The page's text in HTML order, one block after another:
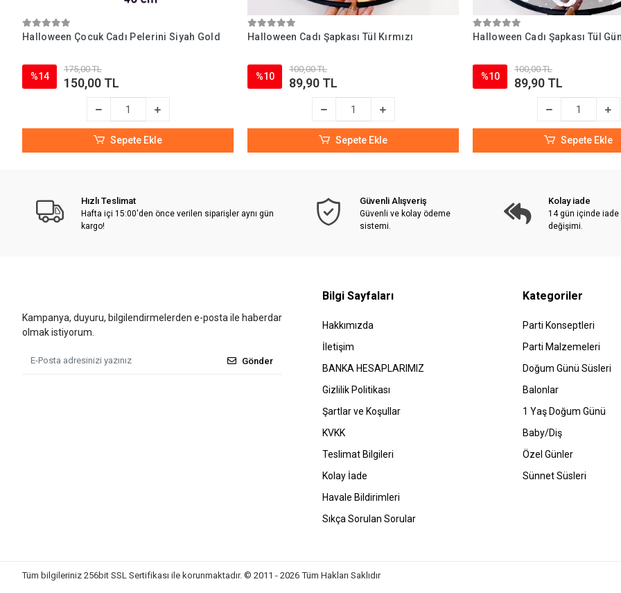
Halloween Çocuk Cadı Pelerini Siyah Gold
%14
175,00 TL
150,00 TL
Sepete Ekle
Halloween Cadı Şapkası Tül Kırmızı
%10
100,00 TL
89,90 TL
Sepete Ekle
Halloween Cadı Şapkası Tül
%10
100,00 TL
89,90 TL
Sepete Ekle
Hızlı Teslimat
Hafta içi 15:00'den önce verilen siparişler aynı gün
kargo!
Güvenli Alışveriş
Güvenli ve kolay ödeme
sistemi.
Kolay iade
14 gün içinde iade
değişimi.
Kampanya, duyuru, bilgilendirmelerden e-posta ile haberdar
olmak istiyorum.
Gönder
Bilgi Sayfaları
Hakkımızda
İletişim
BANKA HESAPLARIMIZ
Gizlilik Politikası
Şartlar ve Koşullar
KVKK
Teslimat Bilgileri
Kolay İade
Havale Bildirimleri
Sıkça Sorulan Sorular
Kategoriler
Parti Konseptleri
Parti Malzemeleri
Doğum Günü Süsleri
Balonlar
1 Yaş Doğum Günü
Baby/Diş
Özel Günler
Sünnet Süsleri
Tüm bilgileriniz 256bit SSL Sertifikası ile korunmaktadır. © 2011 - 2026 Tüm Hakları Saklıdır